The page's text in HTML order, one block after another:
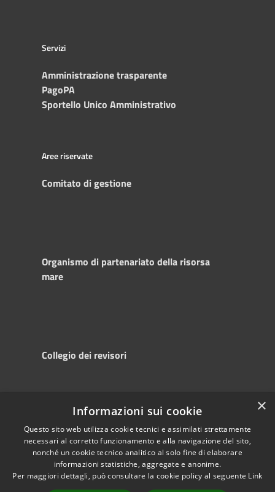
Servizi
Amministrazione trasparente
PagoPA
Sportello Unico Amministrativo
Aree riservate
Comitato di gestione
Organismo di partenariato della risorsa
mare
Collegio dei revisori
Accessibility
Privacy
Cookie
Sitemap
Copyright © 2025
Autorità di
Sistema Portuale
del Mare Adriatico
Centrale
Powered by
×
Informazioni sui cookie
Questo sito web utilizza cookie tecnici e assimilati strettamente
necessari al corretto funzionamento e alla navigazione del sito,
nonché un cookie tecnico analitico al solo fine di elaborare
informazioni statistiche, aggregate e anonime.
Per maggiori dettagli, può consultare la cookie policy al seguente Link